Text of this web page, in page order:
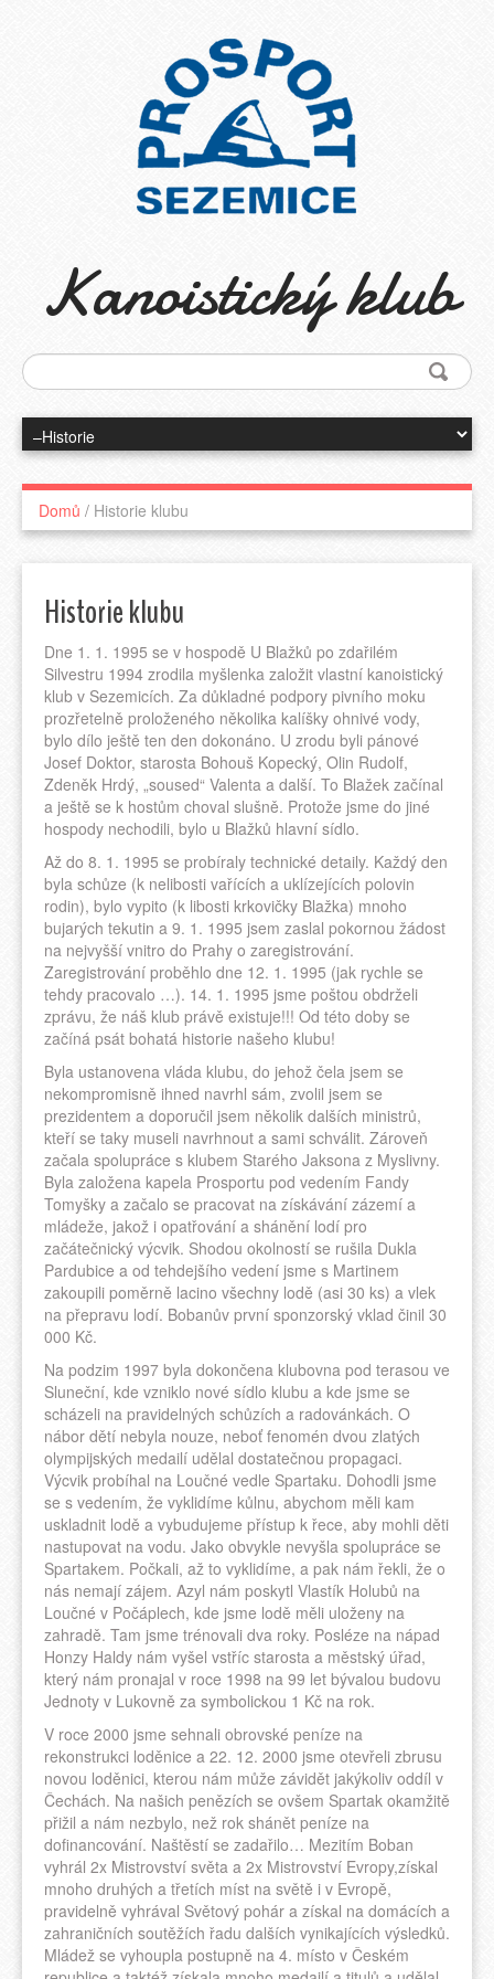
Kanoistický klub
Domů / Historie klubu
Historie klubu
Dne 1. 1. 1995 se v hospodě U Blažků po zdařilém
Silvestru 1994 zrodila myšlenka založit vlastní kanoistický
klub v Sezemicích. Za důkladné podpory pivního moku
prozřetelně proloženého několika kalíšky ohnivé vody,
bylo dílo ještě ten den dokonáno. U zrodu byli pánové
Josef Doktor, starosta Bohouš Kopecký, Olin Rudolf,
Zdeněk Hrdý, „soused“ Valenta a další. To Blažek začínal
a ještě se k hostům choval slušně. Protože jsme do jiné
hospody nechodili, bylo u Blažků hlavní sídlo.
Až do 8. 1. 1995 se probíraly technické detaily. Každý den
byla schůze (k nelibosti vařících a uklízejících polovin
rodin), bylo vypito (k libosti krkovičky Blažka) mnoho
bujarých tekutin a 9. 1. 1995 jsem zaslal pokornou žádost
na nejvyšší vnitro do Prahy o zaregistrování.
Zaregistrování proběhlo dne 12. 1. 1995 (jak rychle se
tehdy pracovalo …). 14. 1. 1995 jsme poštou obdrželi
zprávu, že náš klub právě existuje!!! Od této doby se
začíná psát bohatá historie našeho klubu!
Byla ustanovena vláda klubu, do jehož čela jsem se
nekompromisně ihned navrhl sám, zvolil jsem se
prezidentem a doporučil jsem několik dalších ministrů,
kteří se taky museli navrhnout a sami schválit. Zároveň
začala spolupráce s klubem Starého Jaksona z Myslivny.
Byla založena kapela Prosportu pod vedením Fandy
Tomyšky a začalo se pracovat na získávání zázemí a
mládeže, jakož i opatřování a shánění lodí pro
začátečnický výcvik. Shodou okolností se rušila Dukla
Pardubice a od tehdejšího vedení jsme s Martinem
zakoupili poměrně lacino všechny lodě (asi 30 ks) a vlek
na přepravu lodí. Bobanův první sponzorský vklad činil 30
000 Kč.
Na podzim 1997 byla dokončena klubovna pod terasou ve
Sluneční, kde vzniklo nové sídlo klubu a kde jsme se
scházeli na pravidelných schůzích a radovánkách. O
nábor dětí nebyla nouze, neboť fenomén dvou zlatých
olympijských medailí udělal dostatečnou propagaci.
Výcvik probíhal na Loučné vedle Spartaku. Dohodli jsme
se s vedením, že vyklidíme kůlnu, abychom měli kam
uskladnit lodě a vybudujeme přístup k řece, aby mohli děti
nastupovat na vodu. Jako obvykle nevyšla spolupráce se
Spartakem. Počkali, až to vyklidíme, a pak nám řekli, že o
nás nemají zájem. Azyl nám poskytl Vlastík Holubů na
Loučné v Počáplech, kde jsme lodě měli uloženy na
zahradě. Tam jsme trénovali dva roky. Posléze na nápad
Honzy Haldy nám vyšel vstříc starosta a městský úřad,
který nám pronajal v roce 1998 na 99 let bývalou budovu
Jednoty v Lukovně za symbolickou 1 Kč na rok.
V roce 2000 jsme sehnali obrovské peníze na
rekonstrukci loděnice a 22. 12. 2000 jsme otevřeli zbrusu
novou loděnici, kterou nám může závidět jakýkoliv oddíl v
Čechách. Na našich penězích se ovšem Spartak okamžitě
přižil a nám nezbylo, než rok shánět peníze na
dofinancování. Naštěstí se zadařilo… Mezitím Boban
vyhrál 2x Mistrovství světa a 2x Mistrovství Evropy,získal
mnoho druhých a třetích míst na světě i v Evropě,
pravidelně vyhrával Světový pohár a získal na domácích a
zahraničních soutěžích řadu dalších vynikajících výsledků.
Mládež se vyhoupla postupně na 4. místo v Českém